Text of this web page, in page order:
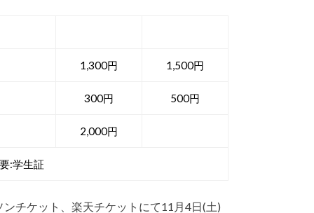
1,300円 1,500円
300円 500円
2,000円
:学生証
チケット、楽天チケットにて11月4日(土)